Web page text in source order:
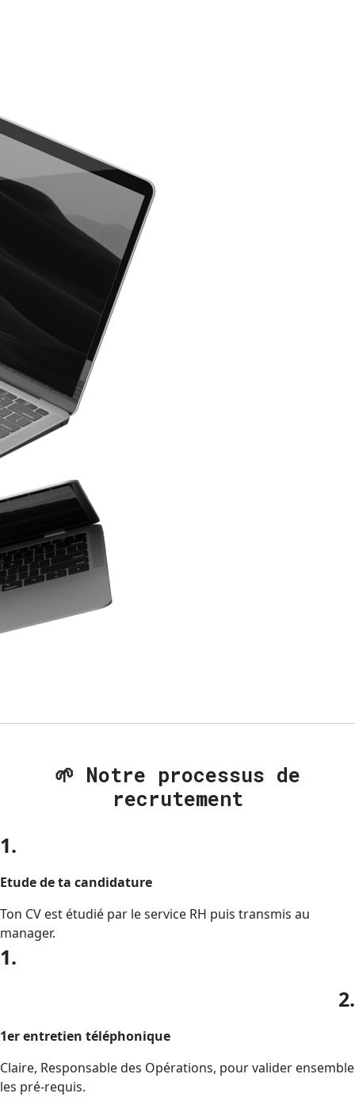
🌱 Notre processus de
recrutement
1.
Etude de ta candidature
Ton CV est étudié par le service RH puis transmis au
manager.
1.
2.
1er entretien téléphonique
Claire, Responsable des Opérations, pour valider ensemble
les pré-requis.